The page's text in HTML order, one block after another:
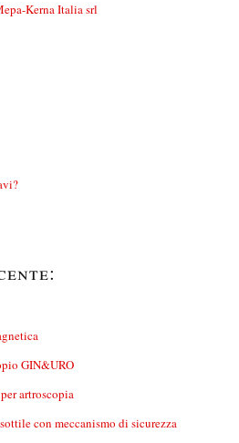
Kerna Italia srl
GIN&URO
artroscopia
con meccanismo di sicurezza